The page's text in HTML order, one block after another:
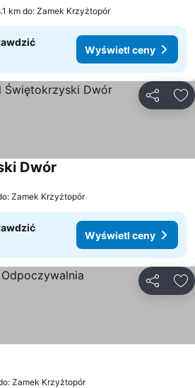
km do: Zamek Krzyżtopór
Wyświetl ceny
Dwór
Zamek Krzyżtopór
Wyświetl ceny
Zamek Krzyżtopór